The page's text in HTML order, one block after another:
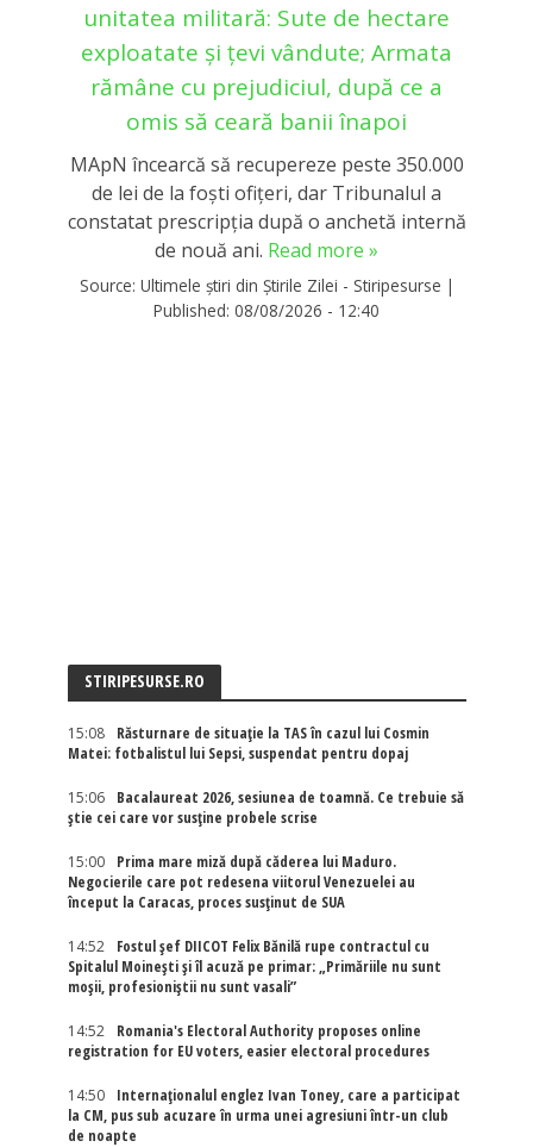
unitatea militară: Sute de hectare
exploatate și țevi vândute; Armata
rămâne cu prejudiciul, după ce a
omis să ceară banii înapoi
MApN încearcă să recupereze peste 350.000
de lei de la foști ofițeri, dar Tribunalul a
constatat prescripția după o anchetă internă
de nouă ani. Read more »
Source: Ultimele știri din Știrile Zilei - Stiripesurse |
Published: 08/08/2026 - 12:40
STIRIPESURSE.RO
15:08
Răsturnare de situație la TAS în cazul lui Cosmin
Matei: fotbalistul lui Sepsi, suspendat pentru dopaj
15:06
Bacalaureat 2026, sesiunea de toamnă. Ce trebuie să
știe cei care vor susține probele scrise
15:00
Prima mare miză după căderea lui Maduro.
Negocierile care pot redesena viitorul Venezuelei au
început la Caracas, proces susținut de SUA
14:52
Fostul șef DIICOT Felix Bănilă rupe contractul cu
Spitalul Moinești și îl acuză pe primar: „Primăriile nu sunt
moșii, profesioniștii nu sunt vasali”
14:52
Romania's Electoral Authority proposes online
registration for EU voters, easier electoral procedures
14:50
Internaţionalul englez Ivan Toney, care a participat
la CM, pus sub acuzare în urma unei agresiuni într-un club
de noapte